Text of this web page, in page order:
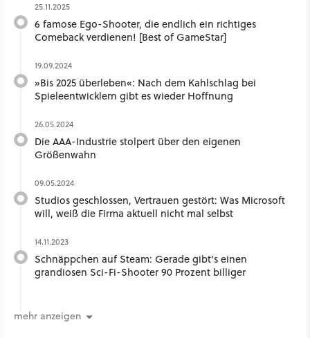
25.11.2025
6 famose Ego-Shooter, die endlich ein richtiges
Comeback verdienen! [Best of GameStar]
19.09.2024
»Bis 2025 überleben«: Nach dem Kahlschlag bei
Spieleentwicklern gibt es wieder Hoffnung
26.05.2024
Die AAA-Industrie stolpert über den eigenen
Größenwahn
09.05.2024
Studios geschlossen, Vertrauen gestört: Was Microsoft
will, weiß die Firma aktuell nicht mal selbst
14.11.2023
Schnäppchen auf Steam: Gerade gibt's einen
grandiosen Sci-Fi-Shooter 90 Prozent billiger
mehr anzeigen